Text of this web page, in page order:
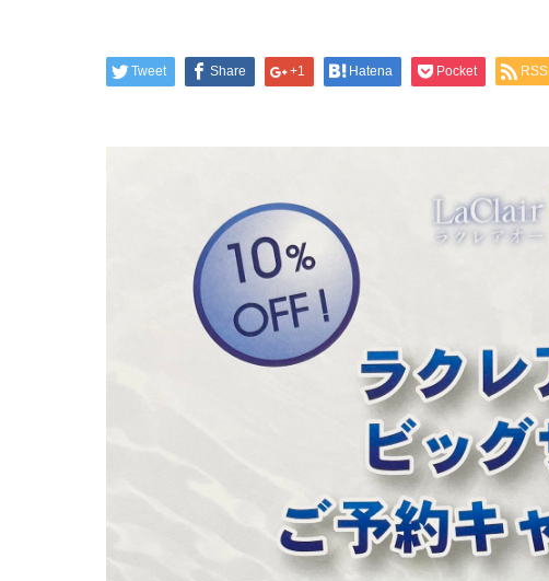
Tweet Share +1 Hatena Pocket RSS